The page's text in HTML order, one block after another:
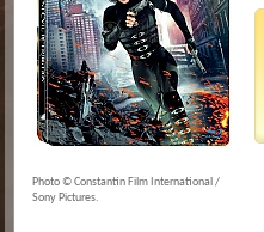
Photo © Constantin Film International /
Sony Pictures.